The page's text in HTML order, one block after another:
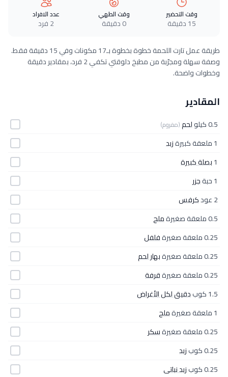
وقت التحضير
15 دقيقة
وقت الطهي
0 دقيقة
عدد الافراد
2 فرد
طريقة عمل تارت اللحمة خطوة بخطوة بـ17 مكونات وفي 15 دقيقة فقط.
وصفة سهلة ومجرّبة من مطبخ دلوقتي تكفي 2 فرد، بمقادير دقيقة
وخطوات واضحة.
المقادير
0.5 كيلو لحم(مفروم)
1 ملعقة كبيرة
زبد
1بصلة كبيرة
1 حبة
جزر
2 عود
كرفس
0.5 ملعقة صغيرة
ملح
0.25 ملعقة صغيرة
فلفل
0.25 ملعقة صغيرة
بهار لحم
0.25 ملعقة صغيرة
قرفة
1.5 كوب
دقيق لكل الأغراض
1 ملعقة صغيرة
ملح
0.25 ملعقة صغيرة
سكر
0.25 كوب
زبد
0.25 كوب
زبد نباتى